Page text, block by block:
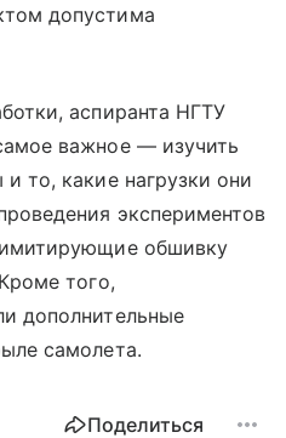
допустима
аспиранта НГТУ
важное — изучить
то, какие нагрузки они
экспериментов
обшивку
того,
дополнительные
самолета.
Поделиться